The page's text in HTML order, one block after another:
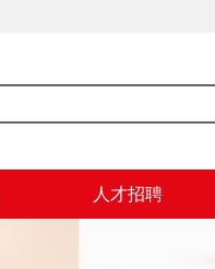
人才招聘